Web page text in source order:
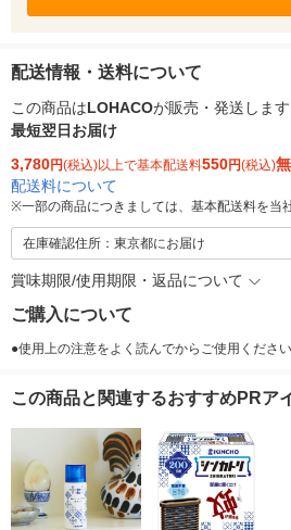
配送情報・送料について
この商品はLOHACOが販売・発送します
最短翌日お届け
3,780円(税込)以上で基本配送料550円(税込)
配送料について
※一部の商品につきましては、基本配送料を当
在庫確認住所：東京都にお届け
賞味期限/使用期限・返品について
ご購入について
●使用上の注意をよく読んでからご使用ください
この商品と関連するおすすめPRア